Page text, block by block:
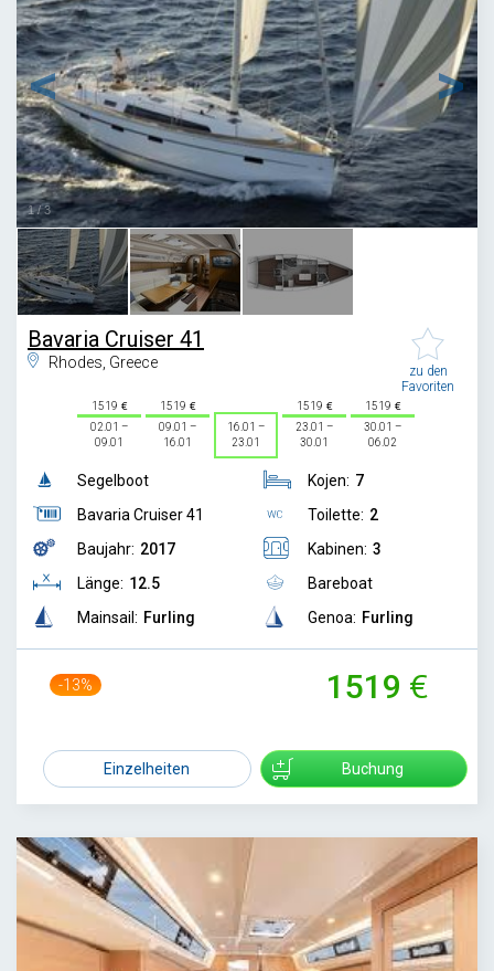
1/3
Bavaria Cruiser 41
Rhodes, Greece
zu den
Favoriten
1519
02.01 –
09.01
1519
09.01 –
16.01
16.01 –
23.01
1519
23.01 –
30.01
1519
30.01 –
06.02
Segelboot
Bavaria Cruiser 41
Baujahr: 2017
Länge: 12.5
Mainsail: Furling
Kojen: 7
Toilette: 2
Kabinen: 3
Bareboat
Genoa: Furling
-13% 1519
Einzelheiten Buchung